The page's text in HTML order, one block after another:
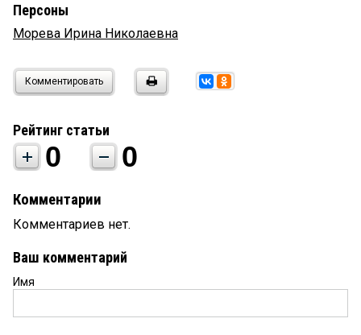
Персоны
Морева Ирина Николаевна
Комментировать
Рейтинг статьи
0 0
Комментарии
Комментариев нет.
Ваш комментарий
Имя